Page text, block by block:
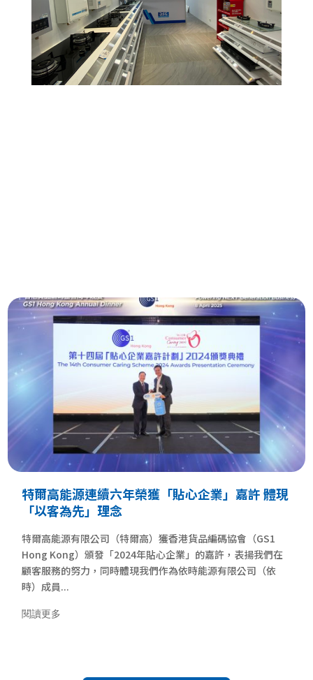
特爾高能源連續六年榮獲「貼心企業」嘉許 體現
「以客為先」理念
特爾高能源有限公司（特爾高）獲香港貨品編碼協會（GS1
Hong Kong）頒發「2024年貼心企業」的嘉許，表揚我們在
顧客服務的努力，同時體現我們作為依時能源有限公司（依
時）成員...
閱讀更多